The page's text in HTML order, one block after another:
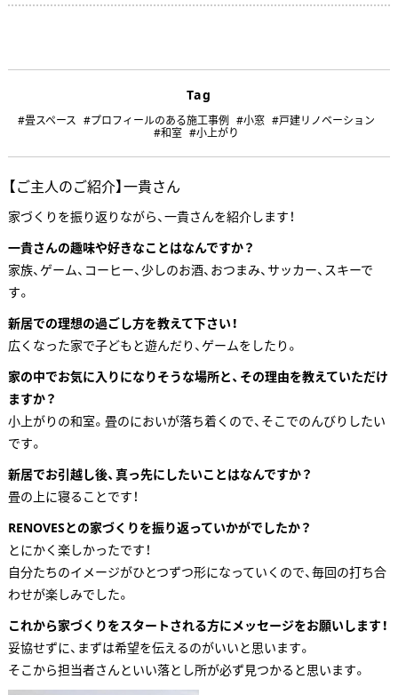
Tag
#畳スペース #プロフィールのある施工事例 #小窓 #戸建リノベーション
#和室 #小上がり
【ご主人のご紹介】一貴さん
家づくりを振り返りながら、一貴さんを紹介します！
一貴さんの趣味や好きなことはなんですか？
家族、ゲーム、コーヒー、少しのお酒、おつまみ、サッカー、スキーで
す。
新居での理想の過ごし方を教えて下さい！
広くなった家で子どもと遊んだり、ゲームをしたり。
家の中でお気に入りになりそうな場所と、その理由を教えていただけ
ますか？
小上がりの和室。畳のにおいが落ち着くので、そこでのんびりしたい
です。
新居でお引越し後、真っ先にしたいことはなんですか？
畳の上に寝ることです！
RENOVESとの家づくりを振り返っていかがでしたか？
とにかく楽しかったです！
自分たちのイメージがひとつずつ形になっていくので、毎回の打ち合
わせが楽しみでした。
これから家づくりをスタートされる方にメッセージをお願いします！
妥協せずに、まずは希望を伝えるのがいいと思います。
そこから担当者さんといい落とし所が必ず見つかると思います。